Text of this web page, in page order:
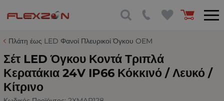
Πλάτη έως LED Φανοί Πλευρικοί Όγκου OEM
Σέτ LED Όγκου Κοντά Τριπλά
Κερατάκια 24V IP66 Κόκκινό / Λευκό /
Κίτρινο